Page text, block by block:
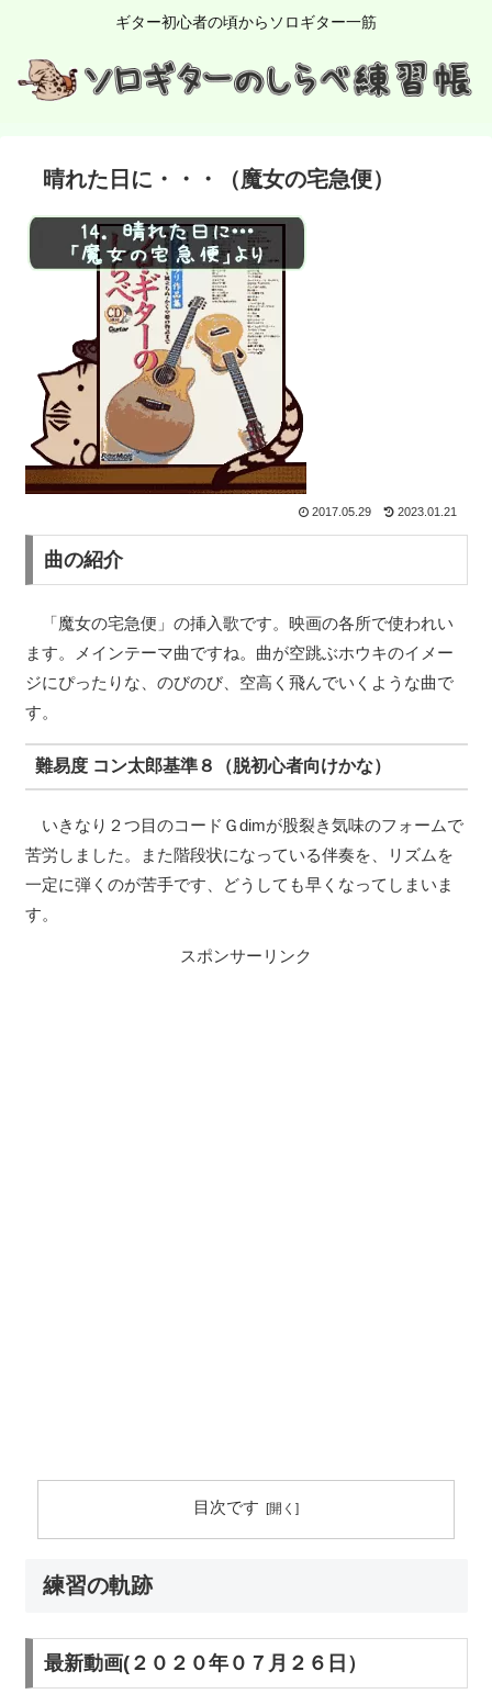
ギター初心者の頃からソロギター一筋
晴れた日に・・・（魔女の宅急便）
2017.05.29 2023.01.21
曲の紹介
「魔女の宅急便」の挿入歌です。映画の各所で使われい
ます。メインテーマ曲ですね。曲が空跳ぶホウキのイメー
ジにぴったりな、のびのび、空高く飛んでいくような曲で
す。
難易度 コン太郎基準８（脱初心者向けかな）
いきなり２つ目のコードＧdimが股裂き気味のフォームで
苦労しました。また階段状になっている伴奏を、リズムを
一定に弾くのが苦手です、どうしても早くなってしまいま
す。
スポンサーリンク
目次です
練習の軌跡
最新動画(２０２０年０７月２６日）